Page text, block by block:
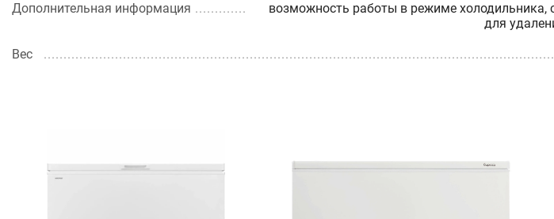
Дополнительная информация
возможность работы в режиме холодильника,
для
Вес